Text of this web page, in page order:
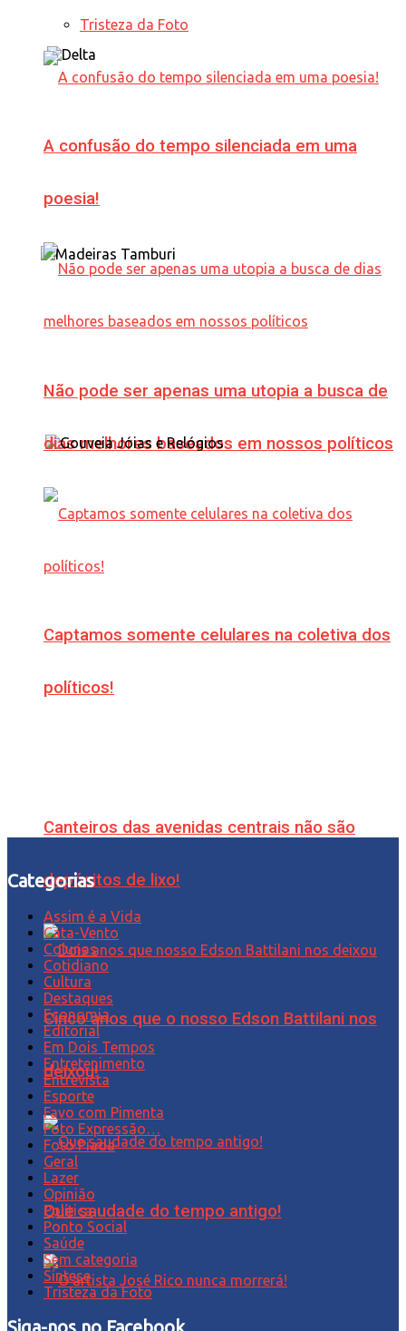
Tristeza da Foto
A confusão do tempo silenciada em uma
poesia!
Não pode ser apenas uma utopia a busca de
dias melhores baseados em nossos políticos
Captamos somente celulares na coletiva dos
políticos!
Canteiros das avenidas centrais não são
depósitos de lixo!
Cinco anos que o nosso Edson Battilani nos
deixou!
Que saudade do tempo antigo!
Categorias
Assim é a Vida
Cata-Vento
Colunas
Cotidiano
Cultura
Destaques
Economia
Editorial
Em Dois Tempos
Entretenimento
Entrevista
Esporte
Favo com Pimenta
Foto Expressão…
Foto Piada
Geral
Lazer
Opinião
Política
Ponto Social
Saúde
Sem categoria
Síntese
Tristeza da Foto
Siga-nos no Facebook